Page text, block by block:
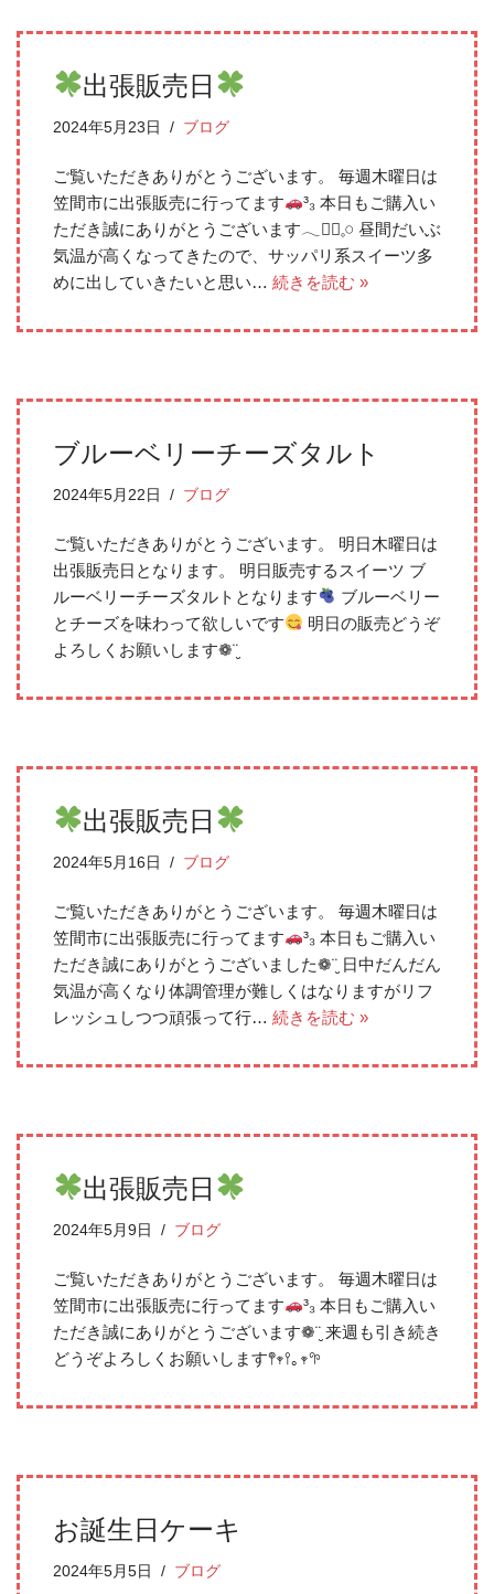
出張販売日
2024年5月23日 ブログ
ご覧いただきありがとうございます。 毎週木曜日は
笠間市に出張販売に行ってます
³₃ 本日もご購入い
ただき誠にありがとうございます𓂃❁⃘𓈒𓏸 昼間だいぶ
気温が高くなってきたので、サッパリ系スイーツ多
めに出していきたいと思い… 続きを読む »
ブルーベリーチーズタルト
2024年5月22日 ブログ
ご覧いただきありがとうございます。 明日木曜日は
出張販売日となります。 明日販売するスイーツ ブ
ルーベリーチーズタルトとなります
ブルーベリー
とチーズを味わって欲しいです
明日の販売どうぞ
よろしくお願いします❁¨̮
出張販売日
2024年5月16日 ブログ
ご覧いただきありがとうございます。 毎週木曜日は
笠間市に出張販売に行ってます
³₃ 本日もご購入い
ただき誠にありがとうございました❁¨̮ 日中だんだん
気温が高くなり体調管理が難しくはなりますがリフ
レッシュしつつ頑張って行… 続きを読む »
出張販売日
2024年5月9日 ブログ
ご覧いただきありがとうございます。 毎週木曜日は
笠間市に出張販売に行ってます
³₃ 本日もご購入い
ただき誠にありがとうございます❁¨̮ 来週も引き続き
どうぞよろしくお願いします𖤣𖥧𖥣｡𖥧𖧧
お誕生日ケーキ
2024年5月5日 ブログ